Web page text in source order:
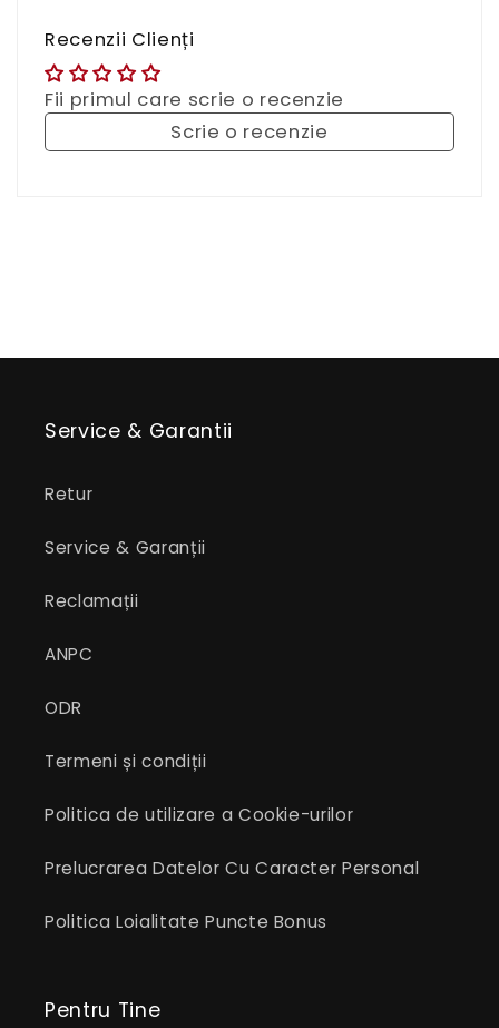
Recenzii Clienți
Fii primul care scrie o recenzie
Scrie o recenzie
Service & Garantii
Retur
Service & Garanții
Reclamații
ANPC
ODR
Termeni și condiții
Politica de utilizare a Cookie-urilor
Prelucrarea Datelor Cu Caracter Personal
Politica Loialitate Puncte Bonus
Pentru Tine